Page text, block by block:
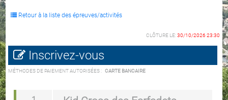
Retour à la liste des épreuves/activités
CLÔTURE LE:30/10/2026 23:30
Inscrivez-vous
MÉTHODES DE PAIEMENT AUTORISÉES : CARTE BANCAIRE